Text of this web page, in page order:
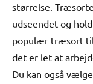
størrelse.
udseendet og
populær træsort
det er let at
Du kan også